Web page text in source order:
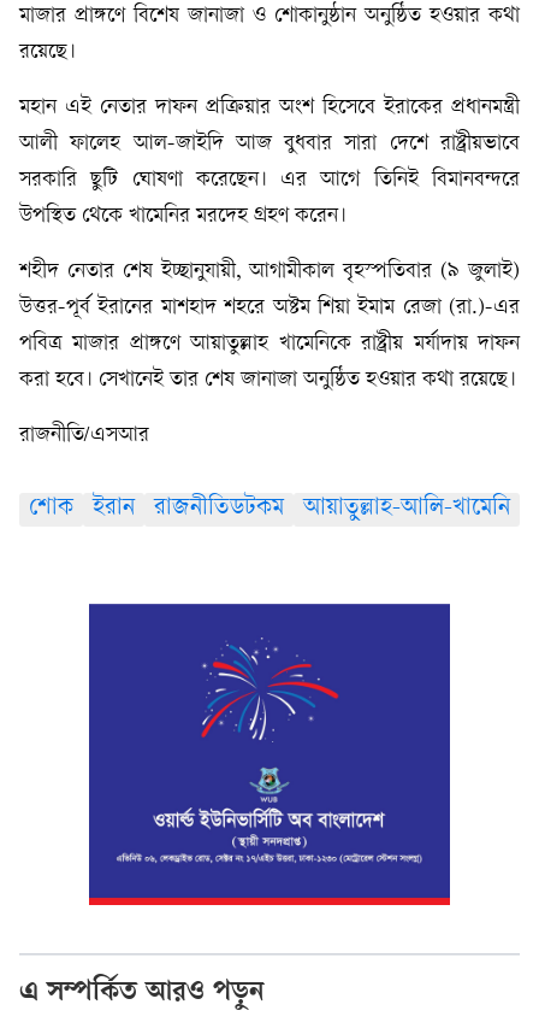
মাজার প্রাঙ্গণে বিশেষ জানাজা ও শোকানুষ্ঠান অনুষ্ঠিত হওয়ার কথা
রয়েছে।
মহান এই নেতার দাফন প্রক্রিয়ার অংশ হিসেবে ইরাকের প্রধানমন্ত্রী
আলী ফালেহ আল-জাইদি আজ বুধবার সারা দেশে রাষ্ট্রীয়ভাবে
সরকারি ছুটি ঘোষণা করেছেন। এর আগে তিনিই বিমানবন্দরে
উপস্থিত থেকে খামেনির মরদেহ গ্রহণ করেন।
শহীদ নেতার শেষ ইচ্ছানুযায়ী, আগামীকাল বৃহস্পতিবার (৯ জুলাই)
উত্তর-পূর্ব ইরানের মাশহাদ শহরে অষ্টম শিয়া ইমাম রেজা (রা.)-এর
পবিত্র মাজার প্রাঙ্গণে আয়াতুল্লাহ খামেনিকে রাষ্ট্রীয় মর্যাদায় দাফন
করা হবে। সেখানেই তার শেষ জানাজা অনুষ্ঠিত হওয়ার কথা রয়েছে।
রাজনীতি/এসআর
শোক ইরান রাজনীতিডটকম আয়াতুল্লাহ-আলি-খামেনি
এ সম্পর্কিত আরও পড়ুন